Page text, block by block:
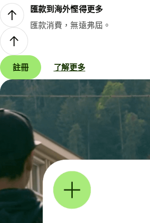
匯款到海外慳得更多
匯款消費，無遠弗屆。
註冊 了解更多